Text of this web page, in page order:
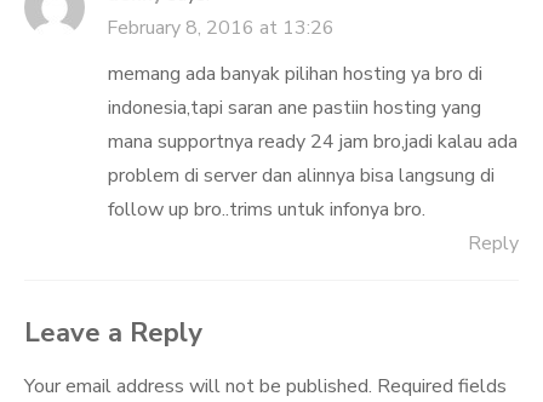
February 8, 2016 at 13:26
memang ada banyak pilihan hosting ya bro di
indonesia,tapi saran ane pastiin hosting yang
mana supportnya ready 24 jam bro,jadi kalau ada
problem di server dan alinnya bisa langsung di
follow up bro..trims untuk infonya bro.
Reply
Leave a Reply
Your email address will not be published. Required fields